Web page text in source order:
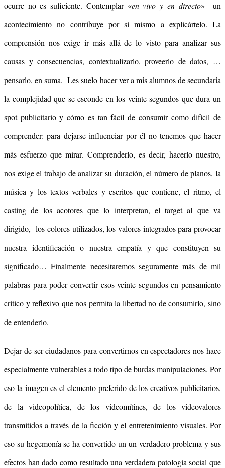
ocurre no es suficiente. Contemplar «en vivo y en directo» un
acontecimiento no contribuye por sí mismo a explicártelo. La
comprensión nos exige ir más allá de lo visto para analizar sus
causas y consecuencias, contextualizarlo, proveerlo de datos, …
pensarlo, en suma. Les suelo hacer ver a mis alumnos de secundaria
la complejidad que se esconde en los veinte segundos que dura un
spot publicitario y cómo es tan fácil de consumir como difícil de
comprender: para dejarse influenciar por él no tenemos que hacer
más esfuerzo que mirar. Comprenderlo, es decir, hacerlo nuestro,
nos exige el trabajo de analizar su duración, el número de planos, la
música y los textos verbales y escritos que contiene, el ritmo, el
casting de los acotores que lo interpretan, el target al que va
dirigido, los colores utilizados, los valores integrados para provocar
nuestra identificación o nuestra empatía y que constituyen su
significado… Finalmente necesitaremos seguramente más de mil
palabras para poder convertir esos veinte segundos en pensamiento
crítico y reflexivo que nos permita la libertad no de consumirlo, sino
de entenderlo.
Dejar de ser ciudadanos para convertirnos en espectadores nos hace
especialmente vulnerables a todo tipo de burdas manipulaciones. Por
eso la imagen es el elemento preferido de los creativos publicitarios,
de la videopolítica, de los videomítines, de los videovalores
transmitidos a través de la ficción y el entretenimiento visuales. Por
eso su hegemonía se ha convertido un un verdadero problema y sus
efectos han dado como resultado una verdadera patología social que